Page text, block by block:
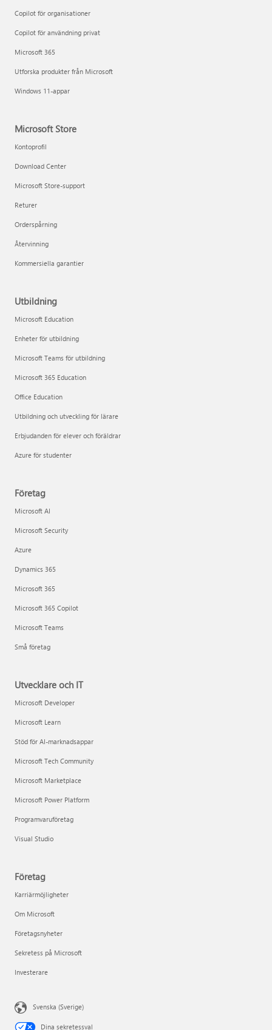
Copilot för organisationer
Copilot för användning privat
Microsoft 365
Utforska produkter från Microsoft
Windows 11-appar
Microsoft Store
Kontoprofil
Download Center
Microsoft Store-support
Returer
Orderspårning
Återvinning
Kommersiella garantier
Utbildning
Microsoft Education
Enheter för utbildning
Microsoft Teams för utbildning
Microsoft 365 Education
Office Education
Utbildning och utveckling för lärare
Erbjudanden för elever och föräldrar
Azure för studenter
Företag
Microsoft AI
Microsoft Security
Azure
Dynamics 365
Microsoft 365
Microsoft 365 Copilot
Microsoft Teams
Små företag
Utvecklare och IT
Microsoft Developer
Microsoft Learn
Stöd för AI-marknadsappar
Microsoft Tech Community
Microsoft Marketplace
Microsoft Power Platform
Programvaruföretag
Visual Studio
Företag
Karriärmöjligheter
Om Microsoft
Företagsnyheter
Sekretess på Microsoft
Investerare
Svenska (Sverige)
Dina sekretessval